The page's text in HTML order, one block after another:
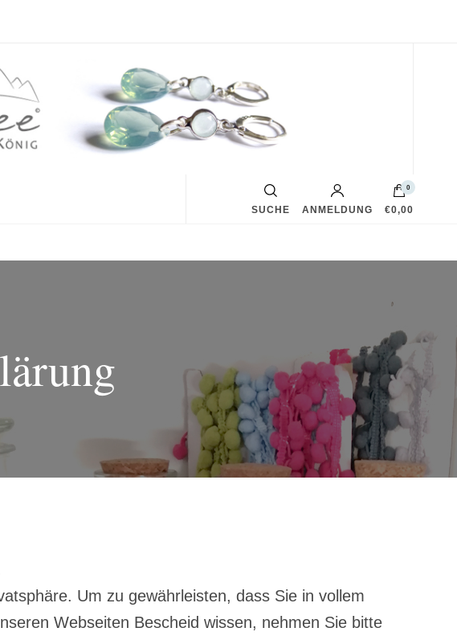
SUCHE ANMELDUNG
0
€0,00
Um zu gewährleisten, dass Sie in vollem
Webseiten Bescheid wissen, nehmen Sie bitte